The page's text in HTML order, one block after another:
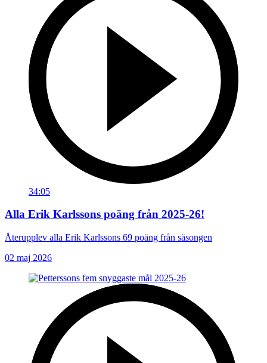
34:05
Alla Erik Karlssons poäng från 2025-26!
Återupplev alla Erik Karlssons 69 poäng från säsongen
02 maj 2026